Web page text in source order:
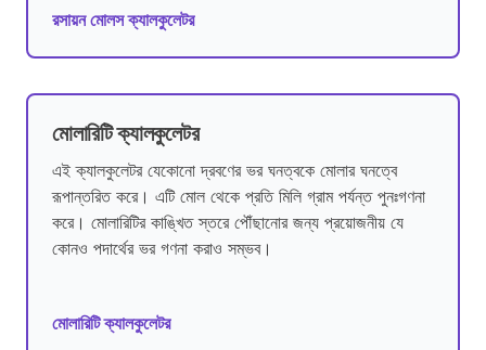
রসায়ন মোলস ক্যালকুলেটর
মোলারিটি ক্যালকুলেটর
এই ক্যালকুলেটর যেকোনো দ্রবণের ভর ঘনত্বকে মোলার ঘনত্বে
রূপান্তরিত করে। এটি মোল থেকে প্রতি মিলি গ্রাম পর্যন্ত পুনঃগণনা
করে। মোলারিটির কাঙ্খিত স্তরে পৌঁছানোর জন্য প্রয়োজনীয় যে
কোনও পদার্থের ভর গণনা করাও সম্ভব।
মোলারিটি ক্যালকুলেটর